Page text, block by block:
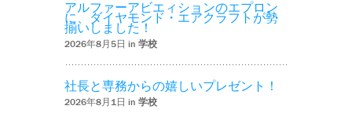
アルファーアビエィションのエプロン
に、ダイヤモンド・エアクラフトが勢
揃いしました！
2026年8月5日 in 学校
社長と専務からの嬉しいプレゼント！
2026年8月1日 in 学校